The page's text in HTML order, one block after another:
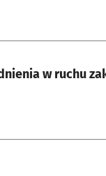
w ruchu